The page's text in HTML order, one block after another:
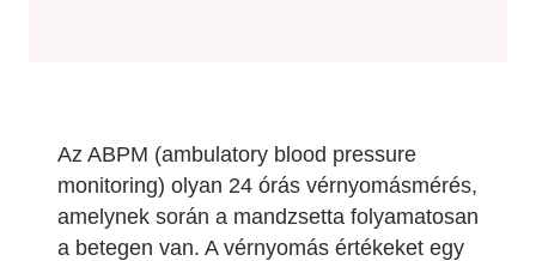
Az ABPM (ambulatory blood pressure
monitoring) olyan 24 órás vérnyomásmérés,
amelynek során a mandzsetta folyamatosan
a betegen van. A vérnyomás értékeket egy